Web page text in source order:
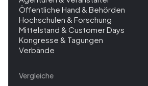
Öffentliche Hand & Behörden
Hochschulen & Forschung
Mittelstand & Customer Days
Kongresse & Tagungen
Verbände
Vergleiche